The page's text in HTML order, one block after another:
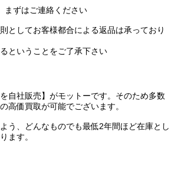
まずはご連絡ください
としてお客様都合による返品は承っており
ということをご了承下さい
自社販売】がモットーです。そのため多数
高価買取が可能でございます。
う、どんなものでも最低2年間ほど在庫とし
ます。